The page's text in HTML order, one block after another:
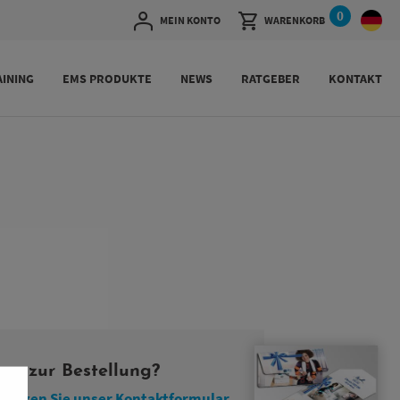
MEIN KONTO WARENKORB 0
EMS PRODUKTE NEWS RATGEBER KONTAKT
zur Bestellung?